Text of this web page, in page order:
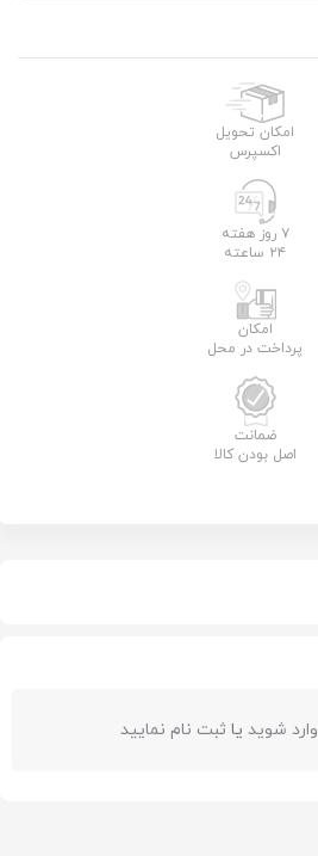
امکان تحویل
اکسپرس
۷ روز هفته
۲۴ ساعته
امکان
پرداخت در محل
ضمانت
اصل بودن کالا
وارد شوید یا ثبت نام نمایید